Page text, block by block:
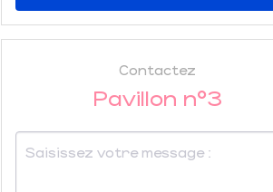
Contactez
Pavillon n°3